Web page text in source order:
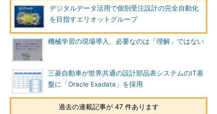
デジタルデータ活用で個別受注設計の完全自動化
を目指すエリオットグループ
機械学習の現場導入、必要なのは「理解」ではない
三菱自動車が世界共通の設計部品表システムのIT基
盤に「Oracle Exadata」を採用
過去の連載記事が 47 件あります